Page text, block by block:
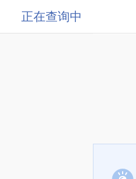
正在查询中